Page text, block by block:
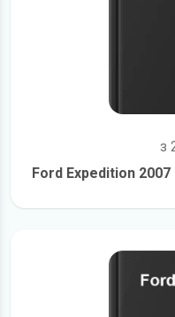
з
Ford Expedition